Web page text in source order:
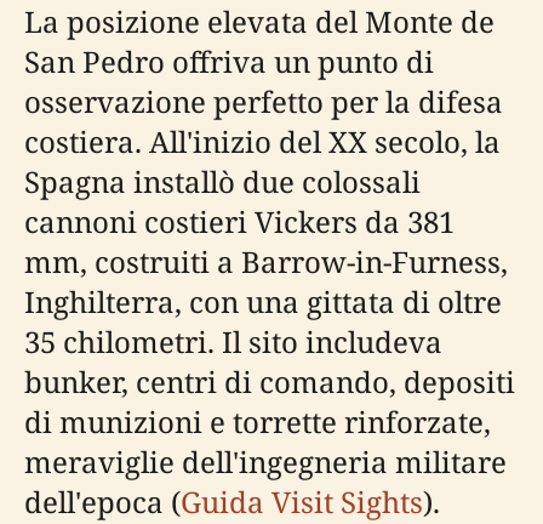
La posizione elevata del Monte de
San Pedro offriva un punto di
osservazione perfetto per la difesa
costiera. All'inizio del XX secolo, la
Spagna installò due colossali
cannoni costieri Vickers da 381
mm, costruiti a Barrow-in-Furness,
Inghilterra, con una gittata di oltre
35 chilometri. Il sito includeva
bunker, centri di comando, depositi
di munizioni e torrette rinforzate,
meraviglie dell'ingegneria militare
dell'epoca (Guida Visit Sights).